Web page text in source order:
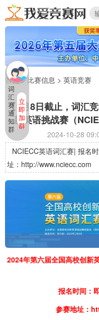
首页>比赛信息 > 英语竞赛
【1月8日截止，词汇
新英语挑战赛（
2024-10-28
NCIECC英语词汇赛| 报名
址：http://www.nciecc.com
2024年第六届全国高校创新
报名时间：
参赛地址：
词
汇
赛
通
知
群
立
即
加
群